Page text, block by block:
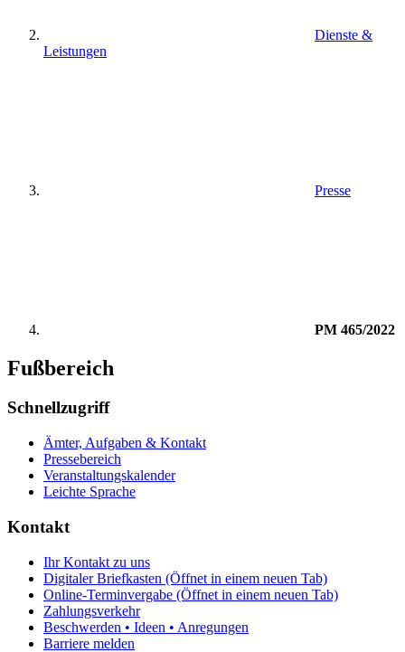
Dienste &
Leistungen
Presse
PM 465/2022
Fußbereich
Schnellzugriff
Ämter, Aufgaben & Kontakt
Pressebereich
Veranstaltungskalender
Leichte Sprache
Kontakt
Ihr Kontakt zu uns
Digitaler Briefkasten (Öffnet in einem neuen Tab)
Online-Terminvergabe (Öffnet in einem neuen Tab)
Zahlungsverkehr
Beschwerden • Ideen • Anregungen
Barriere melden